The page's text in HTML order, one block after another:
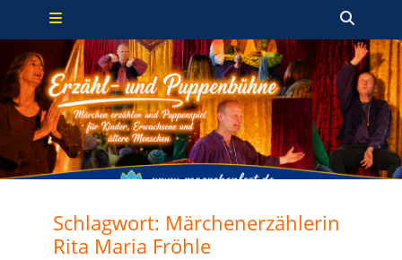
Zum
springen
Primäres Menü
Schlagwort: Märchenerzählerin
Rita Maria Fröhle